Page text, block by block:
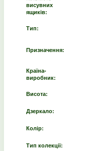
висувних
ящиків:
Тип:
Призначення:
Країна-
виробник:
Висота:
Дзеркало:
Колір:
Тип колекції: